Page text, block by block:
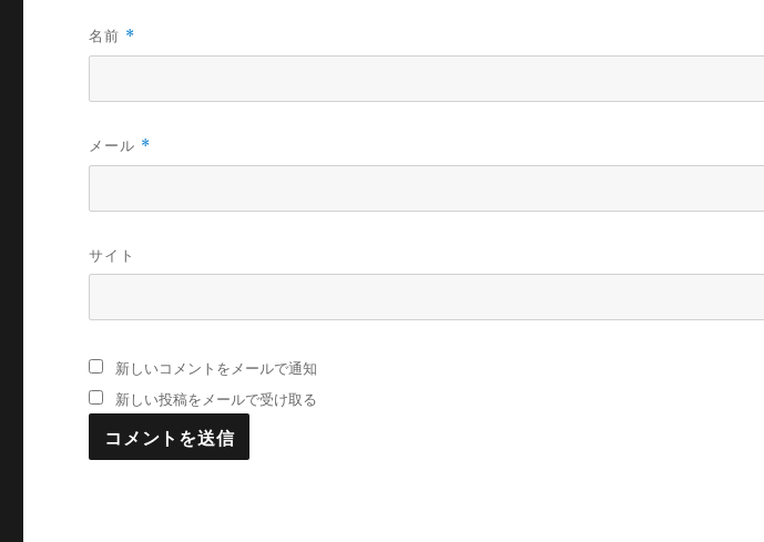
名前 *
メール *
サイト
新しいコメントをメールで通知
新しい投稿をメールで受け取る